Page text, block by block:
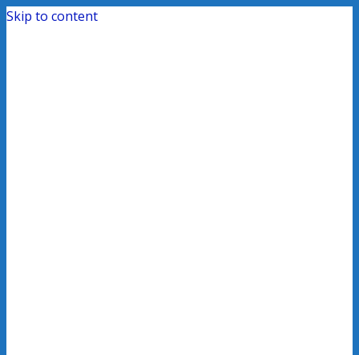
Skip to content